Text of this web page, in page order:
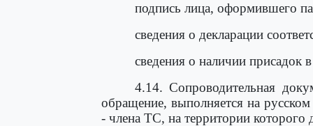
подпись лица, оформившего
сведения о декларации
сведения о наличии присадок
4.14. Сопроводительная
обращение, выполняется на
- члена ТС, на территории которого